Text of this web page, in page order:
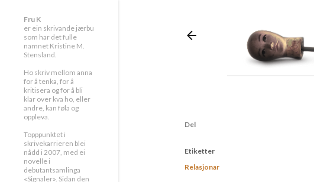
Del
Etiketter
Relasjonar
Fru K
er ein skrivande jærbu
som har det fulle
namnet Kristine M.
Stensland.
Ho skriv mellom anna
for å tenka, for å
kritisera og for å bli
klar over kva ho, eller
andre, kan føla og
oppleva.
Topppunktet i
skrivekarrieren blei
nådd i 2007, med ei
novelle i
debutantsamlinga
«Signaler». Sidan den